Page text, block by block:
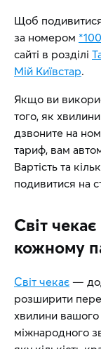
Щоб подивитися
за номером
сайті в розділі
Мій Київстар.
Якщо ви
того, як
дзвоните на
тариф, вам
Вартість та
подивитися на
Світ
кожному
Світ чекає —
розширити
хвилини вашого
міжнародного